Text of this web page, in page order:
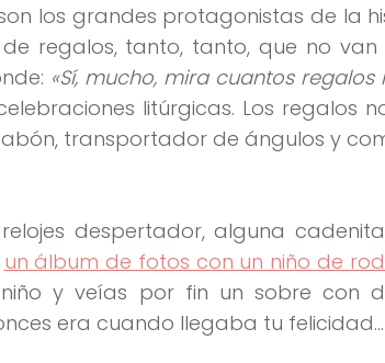
los grandes protagonistas de la
regalos, tanto, tanto, que no
«Sí, mucho, mira cuantos
litúrgicas. Los regalos
transportador de ángulos y
despertador, alguna
un álbum de fotos con un niño de
y veías por fin un sobre con
era cuando llegaba tu felicidad…